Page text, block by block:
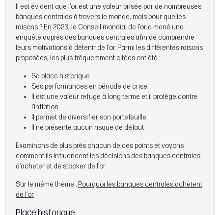
Il est évident que l’or est une valeur prisée par de nombreuses
banques centrales à travers le monde, mais pour quelles
raisons ? En 2023, le Conseil mondial de l’or a mené une
enquête auprès des banques centrales afin de comprendre
leurs motivations à détenir de l’or. Parmi les différentes raisons
proposées, les plus fréquemment citées ont été :
Sa place historique
Ses performances en période de crise
Il est une valeur refuge à long terme et il protège contre
l’inflation
Il permet de diversifier son portefeuille
Il ne présente aucun risque de défaut
Examinons de plus près chacun de ces points et voyons
comment ils influencent les décisions des banques centrales
d’acheter et de stocker de l’or.
Sur le même thème : Pourquoi les banques centrales achètent
de l’or
Place historique